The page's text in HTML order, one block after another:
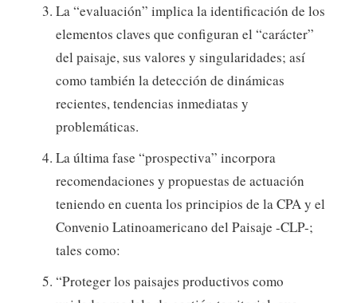
La “evaluación” implica la identificación de los
elementos claves que configuran el “carácter”
del paisaje, sus valores y singularidades; así
como también la detección de dinámicas
recientes, tendencias inmediatas y
problemáticas.
La última fase “prospectiva” incorpora
recomendaciones y propuestas de actuación
teniendo en cuenta los principios de la CPA y el
Convenio Latinoamericano del Paisaje -CLP-;
tales como:
“Proteger los paisajes productivos como